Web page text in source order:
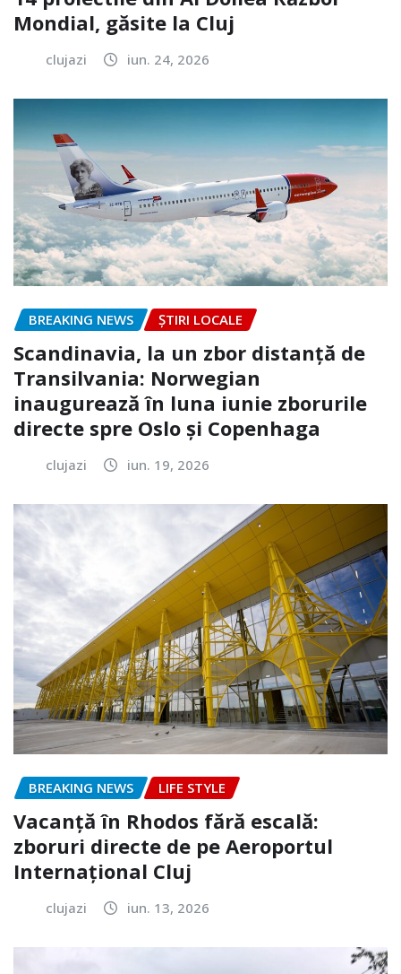
Mondial, găsite la Cluj
clujazi iun. 24, 2026
BREAKING NEWS ȘTIRI LOCALE
Scandinavia, la un zbor distanță de
Transilvania: Norwegian
inaugurează în luna iunie zborurile
directe spre Oslo și Copenhaga
clujazi iun. 19, 2026
BREAKING NEWS LIFE STYLE
Vacanță în Rhodos fără escală:
zboruri directe de pe Aeroportul
Internațional Cluj
clujazi iun. 13, 2026